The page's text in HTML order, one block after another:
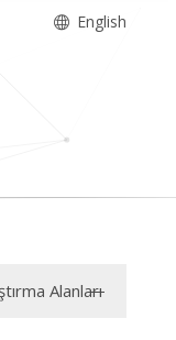
English
Alanları